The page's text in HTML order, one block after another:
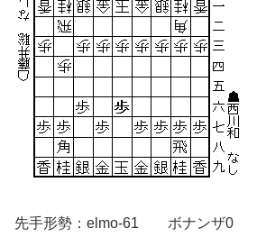
先手形勢：elmo-61 ボナンザ0